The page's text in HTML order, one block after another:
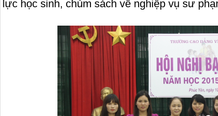
lực học sinh, chùm sách về nghiệp vụ sư